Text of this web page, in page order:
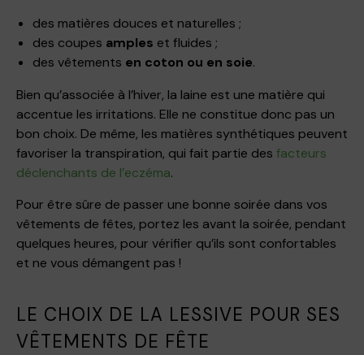
des matières douces et naturelles ;
des coupes amples et fluides ;
des vêtements en coton ou en soie.
Bien qu’associée à l’hiver, la laine est une matière qui
accentue les irritations. Elle ne constitue donc pas un
bon choix. De même, les matières synthétiques peuvent
favoriser la transpiration, qui fait partie des facteurs
déclenchants de l’eczéma.
Pour être sûre de passer une bonne soirée dans vos
vêtements de fêtes, portez les avant la soirée, pendant
quelques heures, pour vérifier qu’ils sont confortables
et ne vous démangent pas !
LE CHOIX DE LA LESSIVE POUR SES
VÊTEMENTS DE FÊTE